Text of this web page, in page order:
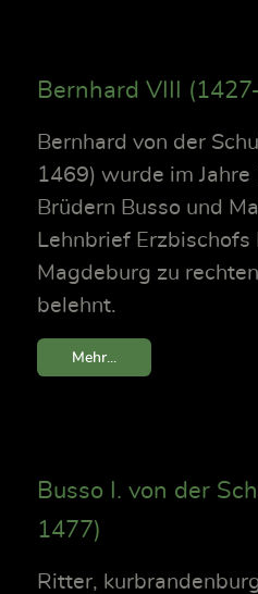
Bernhard VIII
Bernhard von der
1469) wurde im
Brüdern Busso und
Lehnbrief Erzbischofs
Magdeburg zu
belehnt.
Mehr...
Busso I. von der
1477)
Ritter,